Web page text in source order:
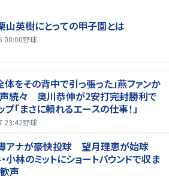
山英樹にとっての甲子園とは
00:00野球
体をその背中で引っ張った」燕ファンか
続々 奥川恭伸が2安打完封勝利で
プ「まさに頼れるエースの仕事！」
23:42野球
アナが豪快投球 望月理恵が始球
林のミットにショートバウンドで収ま
声